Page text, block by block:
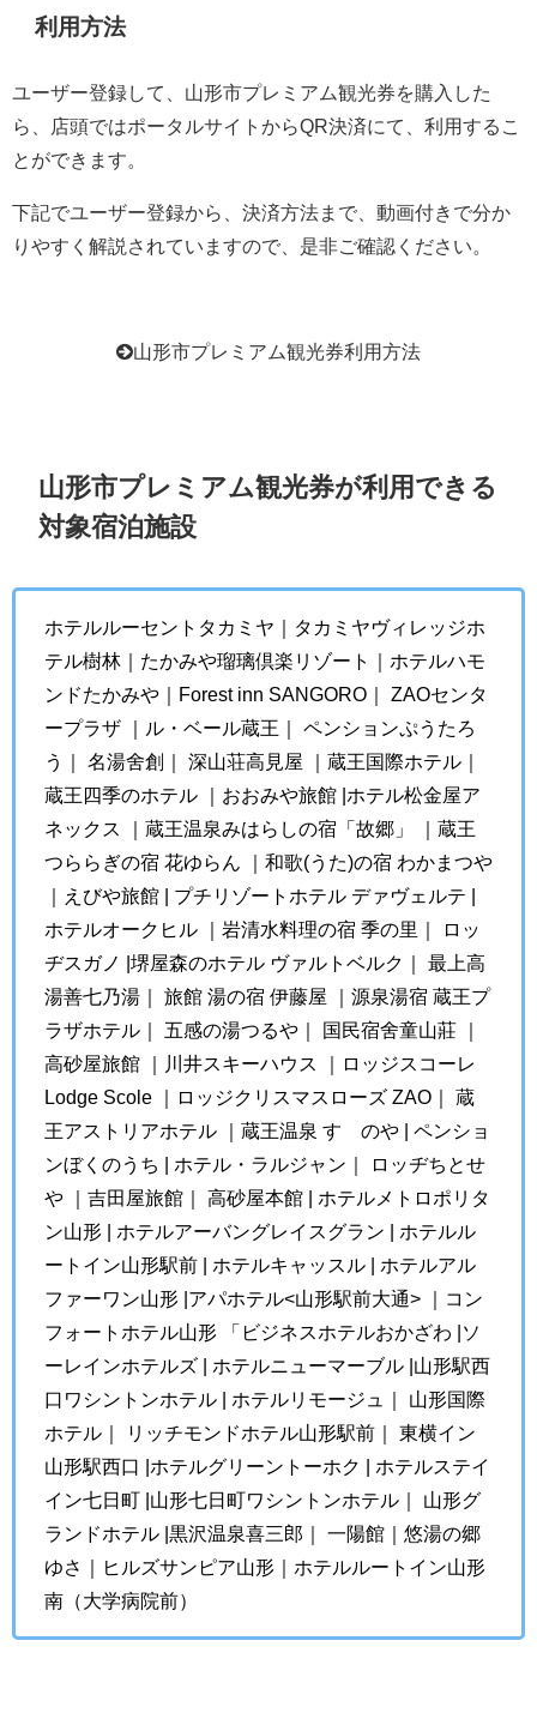
利用方法
ユーザー登録して、山形市プレミアム観光券を購入した
ら、店頭ではポータルサイトからQR決済にて、利用するこ
とができます。
下記でユーザー登録から、決済方法まで、動画付きで分か
りやすく解説されていますので、是非ご確認ください。
山形市プレミアム観光券利用方法
山形市プレミアム観光券が利用できる
対象宿泊施設
ホテルルーセントタカミヤ｜タカミヤヴィレッジホ
テル樹林｜たかみや瑠璃倶楽リゾート｜ホテルハモ
ンドたかみや｜Forest inn SANGORO｜ ZAOセンタ
ープラザ ｜ル・ベール蔵王｜ ペンションぷうたろ
う｜ 名湯舍創｜ 深山荘高見屋 ｜蔵王国際ホテル｜
蔵王四季のホテル ｜おおみや旅館 |ホテル松金屋ア
ネックス ｜蔵王温泉みはらしの宿「故郷」 ｜蔵王
つららぎの宿 花ゆらん ｜和歌(うた)の宿 わかまつや
｜えびや旅館 | プチリゾートホテル デァヴェルテ |
ホテルオークヒル ｜岩清水料理の宿 季の里｜ ロッ
ヂスガノ |堺屋森のホテル ヴァルトベルク｜ 最上高
湯善七乃湯｜ 旅館 湯の宿 伊藤屋 ｜源泉湯宿 蔵王プ
ラザホテル｜ 五感の湯つるや｜ 国民宿舍童山莊 ｜
高砂屋旅館 ｜川井スキーハウス ｜ロッジスコーレ
Lodge Scole ｜ロッジクリスマスローズ ZAO｜ 蔵
王アストリアホテル ｜蔵王温泉 すゞのや | ペンショ
ンぼくのうち | ホテル・ラルジャン｜ ロッヂちとせ
や ｜吉田屋旅館｜ 高砂屋本館 | ホテルメトロポリタ
ン山形 | ホテルアーバングレイスグラン | ホテルル
ートイン山形駅前 | ホテルキャッスル | ホテルアル
ファーワン山形 |アパホテル<山形駅前大通> ｜コン
フォートホテル山形 「ビジネスホテルおかざわ |ソ
ーレインホテルズ | ホテルニューマーブル |山形駅西
口ワシントンホテル | ホテルリモージュ｜ 山形国際
ホテル｜ リッチモンドホテル山形駅前｜ 東横イン
山形駅西口 |ホテルグリーントーホク | ホテルステイ
イン七日町 |山形七日町ワシントンホテル｜ 山形グ
ランドホテル |黒沢温泉喜三郎｜ 一陽館｜悠湯の郷
ゆさ｜ヒルズサンピア山形｜ホテルルートイン山形
南（大学病院前）